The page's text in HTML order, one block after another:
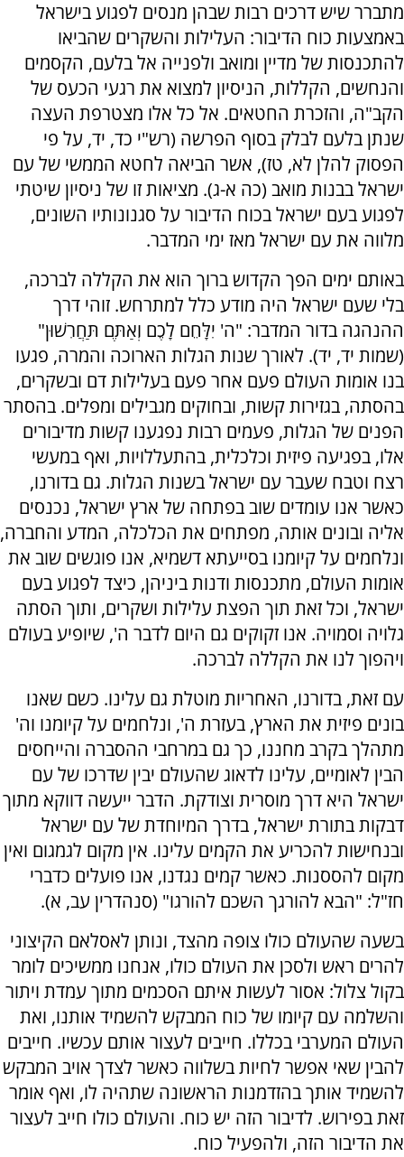
מתברר שיש דרכים רבות שבהן מנסים לפגוע בישראל
באמצעות כוח הדיבור: העלילות והשקרים שהביאו
להתכנסות של מדיין ומואב ולפנייה אל בלעם, הקסמים
והנחשים, הקללות, הניסיון למצוא את רגעי הכעס של
הקב"ה, והזכרת החטאים. אל כל אלו מצטרפת העצה
שנתן בלעם לבלק בסוף הפרשה (רש"י כד, יד, על פי
הפסוק להלן לא, טז), אשר הביאה לחטא הממשי של עם
ישראל בבנות מואב (כה א-ג). מציאות זו של ניסיון שיטתי
לפגוע בעם ישראל בכוח הדיבור על סגנונותיו השונים,
מלווה את עם ישראל מאז ימי המדבר.
באותם ימים הפך הקדוש ברוך הוא את הקללה לברכה,
בלי שעם ישראל היה מודע כלל למתרחש. זוהי דרך
ההנהגה בדור המדבר: "ה' יִלָּחֵם לָכֶם וְאַתֶּם תַּחֲרִשׁוּן"
(שמות יד, יד). לאורך שנות הגלות הארוכה והמרה, פגעו
בנו אומות העולם פעם אחר פעם בעלילות דם ובשקרים,
בהסתה, בגזירות קשות, ובחוקים מגבילים ומפלים. בהסתר
הפנים של הגלות, פעמים רבות נפגענו קשות מדיבורים
אלו, בפגיעה פיזית וכלכלית, בהתעללויות, ואף במעשי
רצח וטבח שעבר עם ישראל בשנות הגלות. גם בדורנו,
כאשר אנו עומדים שוב בפתחה של ארץ ישראל, נכנסים
אליה ובונים אותה, מפתחים את הכלכלה, המדע והחברה,
ונלחמים על קיומנו בסייעתא דשמיא, אנו פוגשים שוב את
אומות העולם, מתכנסות ודנות ביניהן, כיצד לפגוע בעם
ישראל, וכל זאת תוך הפצת עלילות ושקרים, ותוך הסתה
גלויה וסמויה. אנו זקוקים גם היום לדבר ה', שיופיע בעולם
ויהפוך לנו את הקללה לברכה.
עם זאת, בדורנו, האחריות מוטלת גם עלינו. כשם שאנו
בונים פיזית את הארץ, בעזרת ה', ונלחמים על קיומנו וה'
מתהלך בקרב מחננו, כך גם במרחבי ההסברה והייחסים
הבין לאומיים, עלינו לדאוג שהעולם יבין שדרכו של עם
ישראל היא דרך מוסרית וצודקת. הדבר ייעשה דווקא מתוך
דבקות בתורת ישראל, בדרך המיוחדת של עם ישראל
ובנחישות להכריע את הקמים עלינו. אין מקום לגמגום ואין
מקום להססנות. כאשר קמים נגדנו, אנו פועלים כדברי
חז"ל: "הבא להורגך השכם להורגו" (סנהדרין עב, א).
בשעה שהעולם כולו צופה מהצד, ונותן לאסלאם הקיצוני
להרים ראש ולסכן את העולם כולו, אנחנו ממשיכים לומר
בקול צלול: אסור לעשות איתם הסכמים מתוך עמדת ויתור
והשלמה עם קיומו של כוח המבקש להשמיד אותנו, ואת
העולם המערבי בכללו. חייבים לעצור אותם עכשיו. חייבים
להבין שאי אפשר לחיות בשלווה כאשר לצדך אויב המבקש
להשמיד אותך בהזדמנות הראשונה שתהיה לו, ואף אומר
זאת בפירוש. לדיבור הזה יש כוח. והעולם כולו חייב לעצור
את הדיבור הזה, ולהפעיל כוח.